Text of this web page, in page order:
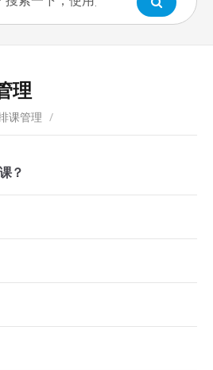
理
课管理 /
？